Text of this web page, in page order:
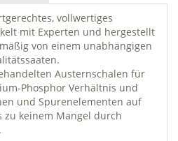
vollwertiges
mit Experten und hergestellt
von einem unabhängigen
Austernschalen für
Phosphor Verhältnis und
und Spurenelementen auf
zu keinem Mangel durch